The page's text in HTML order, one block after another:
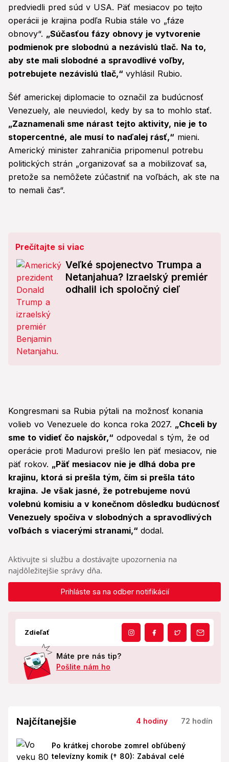
predviedli pred súd v USA. Päť mesiacov po tejto
operácii je krajina podľa Rubia stále vo „fáze
obnovy“. „Súčasťou fázy obnovy je vytvorenie
podmienok pre slobodnú a nezávislú tlač. Na to,
aby ste mali slobodné a spravodlivé voľby,
potrebujete nezávislú tlač,“ vyhlásil Rubio.
Šéf americkej diplomacie to označil za budúcnosť
Venezuely, ale neuviedol, kedy by sa to mohlo stať.
„Zaznamenali sme nárast tejto aktivity, nie je to
stopercentné, ale musí to naďalej rásť,“ mieni.
Americký minister zahraničia pripomenul potrebu
politických strán „organizovať sa a mobilizovať sa,
pretože sa nemôžete zúčastniť na voľbách, ak ste na
to nemali čas“.
Prečítajte si viac
Veľké spojenectvo Trumpa a
Netanjahua? Izraelský premiér
odhalil ich spoločný cieľ
Kongresmani sa Rubia pýtali na možnosť konania
volieb vo Venezuele do konca roka 2027. „Chceli by
sme to vidieť čo najskôr,“ odpovedal s tým, že od
operácie proti Madurovi prešlo len päť mesiacov, nie
päť rokov. „Päť mesiacov nie je dlhá doba pre
krajinu, ktorá si prešla tým, čím si prešla táto
krajina. Je však jasné, že potrebujeme novú
volebnú komisiu a v konečnom dôsledku budúcnosť
Venezuely spočíva v slobodných a spravodlivých
voľbách s viacerými stranami,“ dodal.
Aktivujte si službu a dostávajte upozornenia na
najdôležitejšie správy dňa.
Prihláste sa na odber notifikácií
Zdieľať
Máte pre nás tip?
Pošlite nám ho
Najčítanejšie 4 hodiny 72 hodín
Po krátkej chorobe zomrel obľúbený
televízny komik († 80): Zabával celé